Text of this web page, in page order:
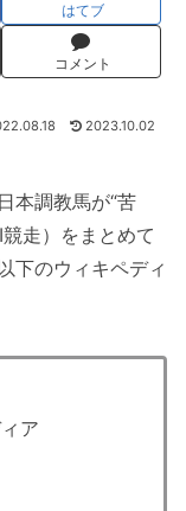
はてブ
コメント
2023.10.02
本調教馬が“苦
走）をまとめて
下のウィキペディ
ア